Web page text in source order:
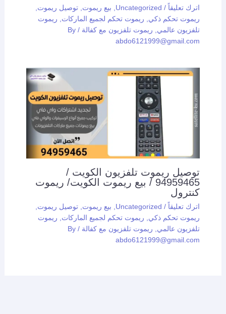
اترك تعليقاً /
Uncategorized بيع ريموت توصيل ريموت
ريموت تحكم ذكي
ريموت تحكم لجميع الماركات
ريموت
تلفزيون عالمي
ريموت تلفزيون مع كفالة / By
abdo6121999@gmail.com
توصيل ريموت تلفزيون الكويت /
94959465 / بيع ريموت الكويت/ ريموت
كنترول
اترك تعليقاً /
Uncategorized
, بيع ريموت, توصيل ريموت,
ريموت تحكم ذكي, ريموت تحكم لجميع الماركات, ريموت
تلفزيون عالمي, ريموت تلفزيون مع كفالة / By
abdo6121999@gmail.com